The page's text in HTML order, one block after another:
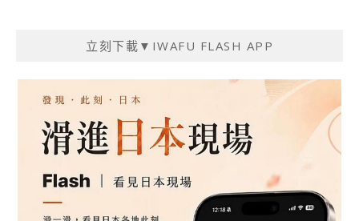
立刻下載▼IWAFU FLASH APP